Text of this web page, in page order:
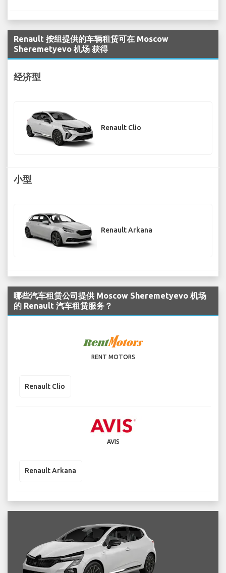
Renault 按组提供的车辆租赁可在 Moscow
Sheremetyevo 机场 获得
经济型
Renault Clio
小型
Renault Arkana
哪些汽车租赁公司提供 Moscow Sheremetyevo 机场
的 Renault 汽车租赁服务？
RENT MOTORS
Renault Clio
AVIS
Renault Arkana